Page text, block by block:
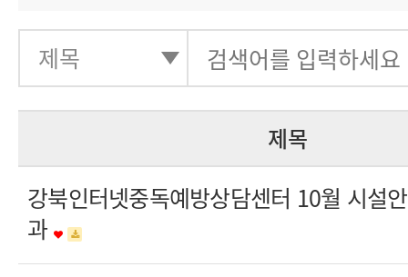
제목
강북인터넷중독예방상담센터 10월 시설
과